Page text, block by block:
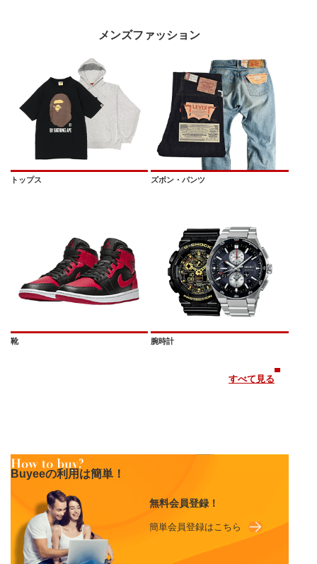
メンズファッション
トップス ズボン・パンツ
靴 腕時計
すべて見る
Buyeeの利用は簡単！
無料会員登録！
簡単会員登録はこちら